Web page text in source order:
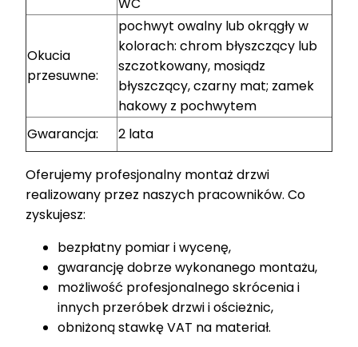
WC
Okucia
przesuwne:
pochwyt owalny lub okrągły w
kolorach: chrom błyszczący lub
szczotkowany, mosiądz
błyszczący, czarny mat; zamek
hakowy z pochwytem
Gwarancja:
2 lata
Oferujemy profesjonalny montaż drzwi
realizowany przez naszych pracowników. Co
zyskujesz:
bezpłatny pomiar i wycenę,
gwarancję dobrze wykonanego montażu,
możliwość profesjonalnego skrócenia i
innych przeróbek drzwi i ościeżnic,
obniżoną stawkę VAT na materiał.